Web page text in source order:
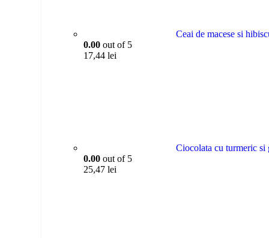
Ceai de macese si
0.00 out of 5
17,44 lei
Ciocolata cu turmeric
0.00 out of 5
25,47 lei